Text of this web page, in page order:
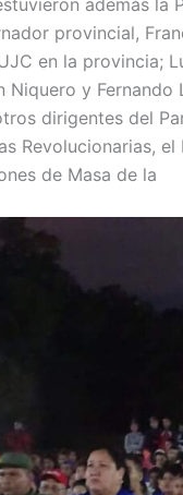
además la
provincial,
en la provincia;
y Fernando
dirigentes del
Revolucionarias,
de Masa de la